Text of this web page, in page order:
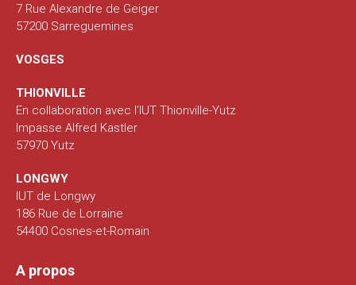
7 Rue Alexandre de Geiger
57200 Sarreguemines
VOSGES
THIONVILLE
En collaboration avec l’IUT Thionville-Yutz
Impasse Alfred Kastler
57970 Yutz
LONGWY
IUT de Longwy
186 Rue de Lorraine
54400 Cosnes-et-Romain
A propos